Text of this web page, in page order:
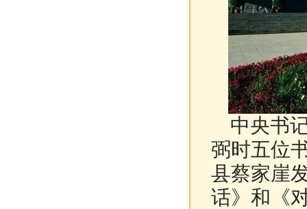
中央书
弼时五位
县蔡家崖
话》和《